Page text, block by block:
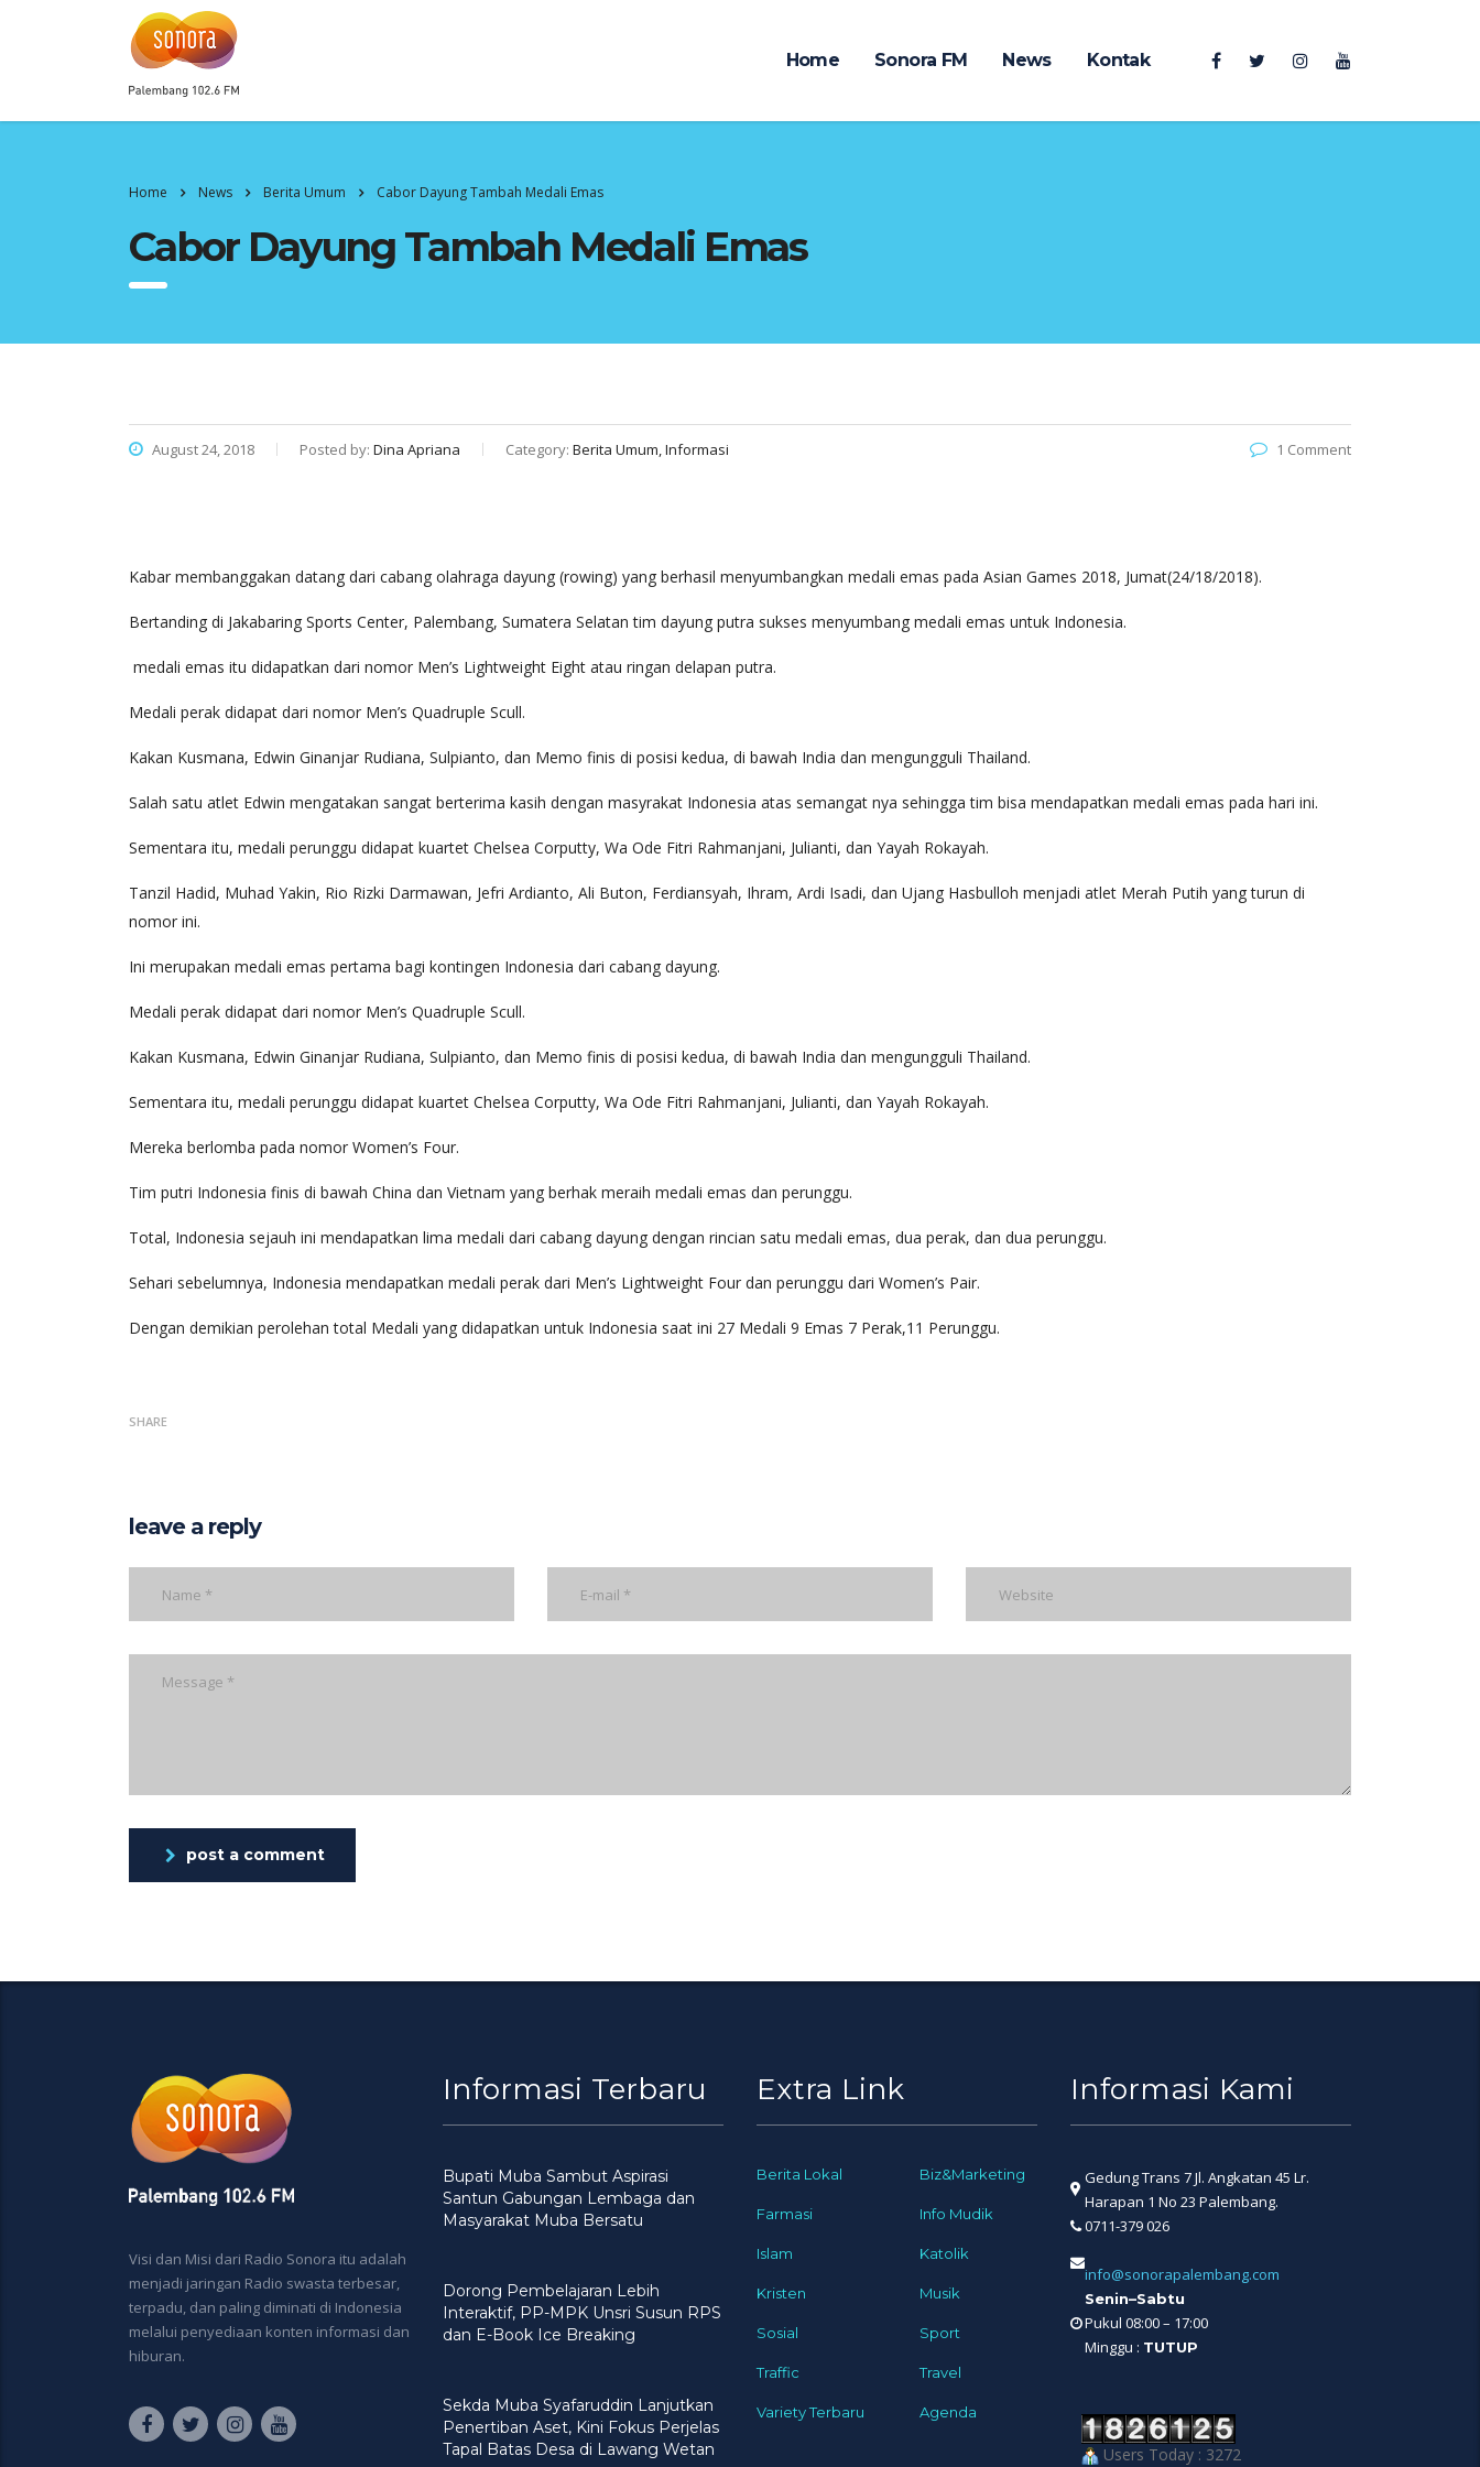
Home Sonora FM News Kontak
Home News Berita Umum Cabor Dayung Tambah Medali Emas
Cabor Dayung Tambah Medali Emas
August 24, 2018 Posted by: Dina Apriana Category: Berita Umum, Informasi 1 Comment
Kabar membanggakan datang dari cabang olahraga dayung (rowing) yang berhasil menyumbangkan medali emas pada Asian Games 2018, Jumat(24/18/2018).
Bertanding di Jakabaring Sports Center, Palembang, Sumatera Selatan tim dayung putra sukses menyumbang medali emas untuk Indonesia.
medali emas itu didapatkan dari nomor Men’s Lightweight Eight atau ringan delapan putra.
Medali perak didapat dari nomor Men’s Quadruple Scull.
Kakan Kusmana, Edwin Ginanjar Rudiana, Sulpianto, dan Memo finis di posisi kedua, di bawah India dan mengungguli Thailand.
Salah satu atlet Edwin mengatakan sangat berterima kasih dengan masyrakat Indonesia atas semangat nya sehingga tim bisa mendapatkan medali emas pada hari ini.
Sementara itu, medali perunggu didapat kuartet Chelsea Corputty, Wa Ode Fitri Rahmanjani, Julianti, dan Yayah Rokayah.
Tanzil Hadid, Muhad Yakin, Rio Rizki Darmawan, Jefri Ardianto, Ali Buton, Ferdiansyah, Ihram, Ardi Isadi, dan Ujang Hasbulloh menjadi atlet Merah Putih yang turun di
nomor ini.
Ini merupakan medali emas pertama bagi kontingen Indonesia dari cabang dayung.
Medali perak didapat dari nomor Men’s Quadruple Scull.
Kakan Kusmana, Edwin Ginanjar Rudiana, Sulpianto, dan Memo finis di posisi kedua, di bawah India dan mengungguli Thailand.
Sementara itu, medali perunggu didapat kuartet Chelsea Corputty, Wa Ode Fitri Rahmanjani, Julianti, dan Yayah Rokayah.
Mereka berlomba pada nomor Women’s Four.
Tim putri Indonesia finis di bawah China dan Vietnam yang berhak meraih medali emas dan perunggu.
Total, Indonesia sejauh ini mendapatkan lima medali dari cabang dayung dengan rincian satu medali emas, dua perak, dan dua perunggu.
Sehari sebelumnya, Indonesia mendapatkan medali perak dari Men’s Lightweight Four dan perunggu dari Women’s Pair.
Dengan demikian perolehan total Medali yang didapatkan untuk Indonesia saat ini 27 Medali 9 Emas 7 Perak,11 Perunggu.
SHARE
leave a reply
post a comment
Visi dan Misi dari Radio Sonora itu adalah
menjadi jaringan Radio swasta terbesar,
terpadu, dan paling diminati di Indonesia
melalui penyediaan konten informasi dan
hiburan.
Informasi Terbaru
Bupati Muba Sambut Aspirasi
Santun Gabungan Lembaga dan
Masyarakat Muba Bersatu
Dorong Pembelajaran Lebih
Interaktif, PP-MPK Unsri Susun RPS
dan E-Book Ice Breaking
Sekda Muba Syafaruddin Lanjutkan
Penertiban Aset, Kini Fokus Perjelas
Tapal Batas Desa di Lawang Wetan
Extra Link
Berita Lokal Biz&Marketing
Farmasi Info Mudik
Islam Katolik
Kristen Musik
Sosial Sport
Traffic Travel
Variety Terbaru Agenda
Informasi Kami
Gedung Trans 7 Jl. Angkatan 45 Lr.
Harapan 1 No 23 Palembang.
0711-379 026
info@sonorapalembang.com
Senin–Sabtu
Pukul 08:00 – 17:00
Minggu : TUTUP
Users Today : 3272